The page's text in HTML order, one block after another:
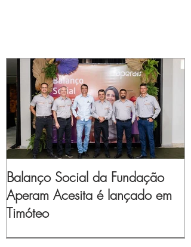
Balanço Social da Fundação
Aperam Acesita é lançado em
Timóteo